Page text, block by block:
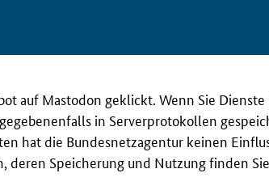
auf Mastodon geklickt. Wenn Sie
in Serverprotokollen
hat die Bundesnetzagentur keinen
Speicherung und Nutzung finden